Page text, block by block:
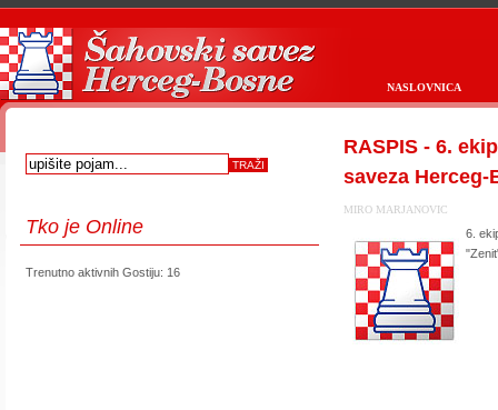
NASLOVNICA
Tko je Online
Trenutno aktivnih Gostiju: 16
RASPIS - 6.
saveza Herceg-
MIRO MARJANOVIC
6.